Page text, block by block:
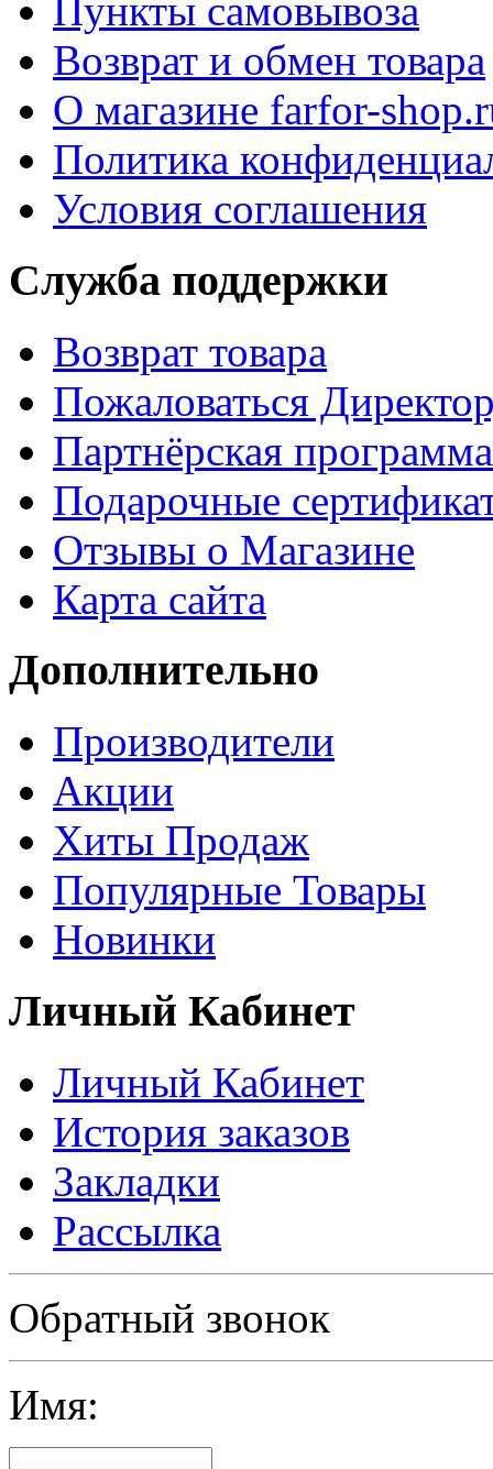
Пункты самовывоза
Возврат и обмен товара
О магазине farfor-
Политика
Условия соглашения
Служба поддержки
Возврат товара
Пожаловаться
Партнёрская программа
Подарочные
Отзывы о Магазине
Карта сайта
Дополнительно
Производители
Акции
Хиты Продаж
Популярные Товары
Новинки
Личный Кабинет
Личный Кабинет
История заказов
Закладки
Рассылка
Обратный звонок
Имя: